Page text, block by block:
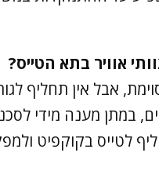
אוויר בתא הטייס?
אבל אין תחליף
במתן מענה מידי
לטייס בקוקפיט